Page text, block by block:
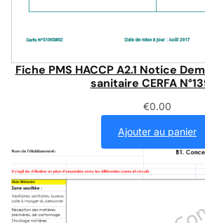
Fiche PMS HACCP A2.1 Notice
sanitaire CERFA
€0.00
Ajouter au panier